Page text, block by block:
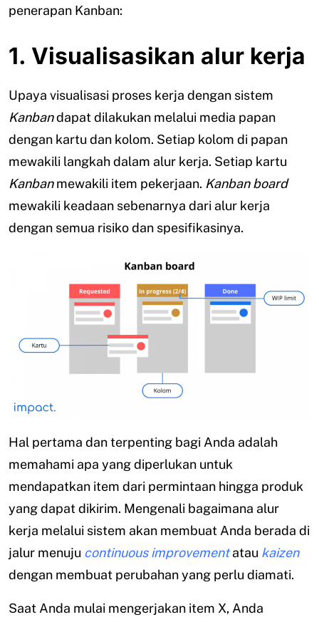
penerapan Kanban:
1. Visualisasikan alur kerja
Upaya visualisasi proses kerja dengan sistem
Kanbandapat dilakukan melalui media papan
dengan kartu dan kolom. Setiap kolom di papan
mewakili langkah dalam alur kerja. Setiap kartu
Kanbanmewakili item pekerjaan. Kanban board
mewakili keadaan sebenarnya dari alur kerja
dengan semua risiko dan spesifikasinya.
Hal pertama dan terpenting bagi Anda adalah
memahami apa yang diperlukan untuk
mendapatkan item dari permintaan hingga produk
yang dapat dikirim. Mengenali bagaimana alur
kerja melalui sistem akan membuat Anda berada di
jalur menuju continuous improvementatau kaizen
dengan membuat perubahan yang perlu diamati.
Saat Anda mulai mengerjakan item X, Anda